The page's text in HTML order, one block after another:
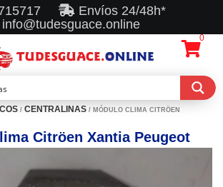
Envíos 24/48h*
info@tudesguace.online
0
/ CENTRALINAS / MÓDULO CLIMA CITRÖEN
Citröen Xantia Peugeot